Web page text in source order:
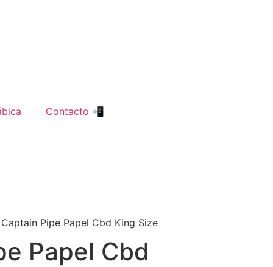
Contacto 📲
Pipe Papel Cbd King Size
Papel Cbd